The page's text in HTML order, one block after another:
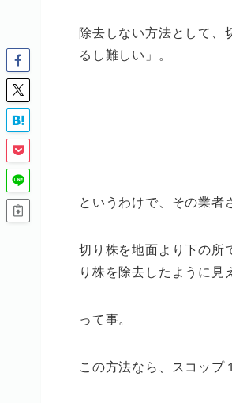
除去しない方法として、
るし難しい」。
というわけで、その業者
切り株を地面より下の所
り株を除去したように見
って事。
この方法なら、スコップ